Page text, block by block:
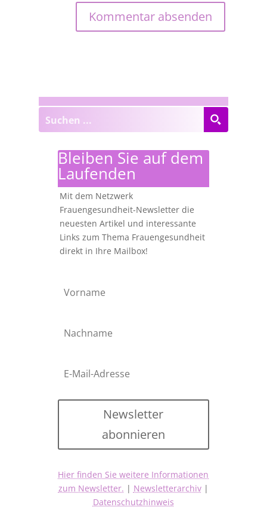
Bleiben Sie auf dem
Laufenden
Mit dem Netzwerk
Frauengesundheit-Newsletter die
neuesten Artikel und interessante
Links zum Thema Frauengesundheit
direkt in Ihre Mailbox!
Newsletter
abonnieren
Hier finden Sie weitere Informationen
zum Newsletter. | Newsletterarchiv|
Datenschutzhinweis